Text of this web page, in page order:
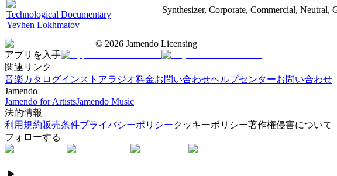
Technological Documentary
Yevhen Lokhmatov
Synthesizer, Corporate, Commercial, Neutral,
© 2026 Jamendo Licensing
アプリを入手
関連リンク
音楽カタログインストアラジオ料金お問い合わせヘルプセンターお問い合わせ
Jamendo
Jamendo for ArtistsJamendo Music
法的情報
利用規約販売条件プライバシーポリシークッキーポリシー著作権侵害について
フォローする